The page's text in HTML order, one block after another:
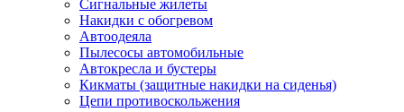
Сигнальные жилеты
Накидки с обогревом
Автоодеяла
Пылесосы автомобильные
Автокресла и бустеры
Кикматы (защитные накидки на сиденья)
Цепи противоскольжения